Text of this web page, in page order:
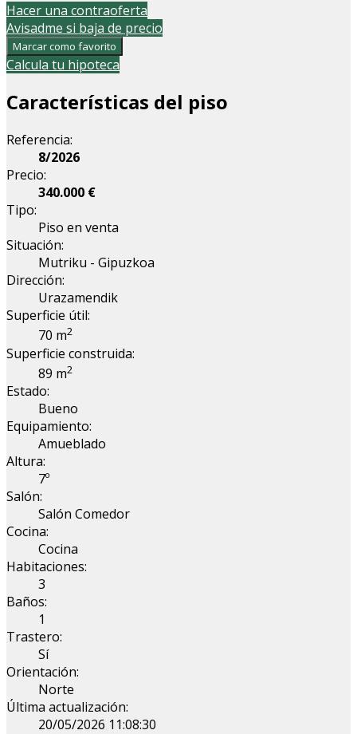
Hacer una contraoferta
Avisadme si baja de precio
Marcar como favorito
Calcula tu hipoteca
Características del piso
Referencia:
8/2026
Precio:
340.000 €
Tipo:
Piso en venta
Situación:
Mutriku - Gipuzkoa
Dirección:
Urazamendik
Superficie útil:
70 m2
Superficie construida:
89 m2
Estado:
Bueno
Equipamiento:
Amueblado
Altura:
7º
Salón:
Salón Comedor
Cocina:
Cocina
Habitaciones:
3
Baños:
1
Trastero:
Sí
Orientación:
Norte
Última actualización:
20/05/2026 11:08:30